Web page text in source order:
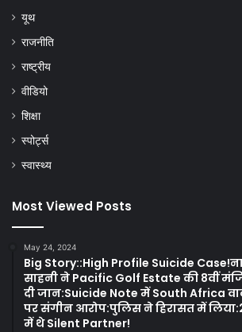
यूथ
राजनीति
राष्ट्रीय
वीडियो
शिक्षा
स्पोर्ट्स
स्वास्थ्य
Most Viewed Posts
May 24, 2024
Big Story::High Profile Suicide
साहनी ने Pacific Golf Estate की 8वीं
दी जान:Suicide Note में South Africa
पर संगीन आरोप:पुलिस ने हिरासत में
में थे Silent Partner!